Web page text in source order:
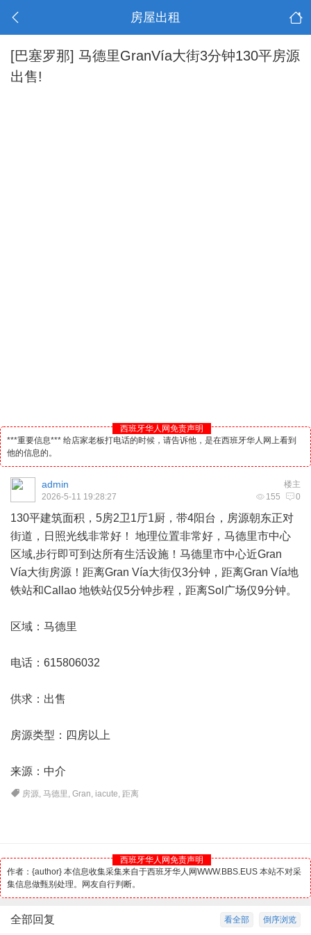
房屋出租
[巴塞罗那] 马德里GranVía大街3分钟130平房源
出售!
西班牙华人网免责声明
***重要信息*** 给店家老板打电话的时候，请告诉他，是在西班牙华人网上看到
他的信息的。
楼主
admin
155 0
2026-5-11 19:28:27
130平建筑面积，5房2卫1厅1厨，带4阳台，房源朝东正对
街道，日照光线非常好！ 地理位置非常好， 马德里市中心
区域,步行即可到达所有生活设施！马德里市中心近Gran
Vía大街房源！距离Gran Vía大街仅3分钟，距离Gran Vía地
铁站和Callao 地铁站仅5分钟步程，距离Sol广场仅9分钟。
区域：马德里
电话：615806032
供求：出售
房源类型：四房以上
来源：中介
房源,马德里 ,Gran, iacute, 距离
西班牙华人网免责声明
作者：{author} 本信息收集采集来自于西班牙华人网WWW.BBS.EUS 本站不对采
集信息做甄别处理。网友自行判断。
倒序浏览
看全部
全部回复